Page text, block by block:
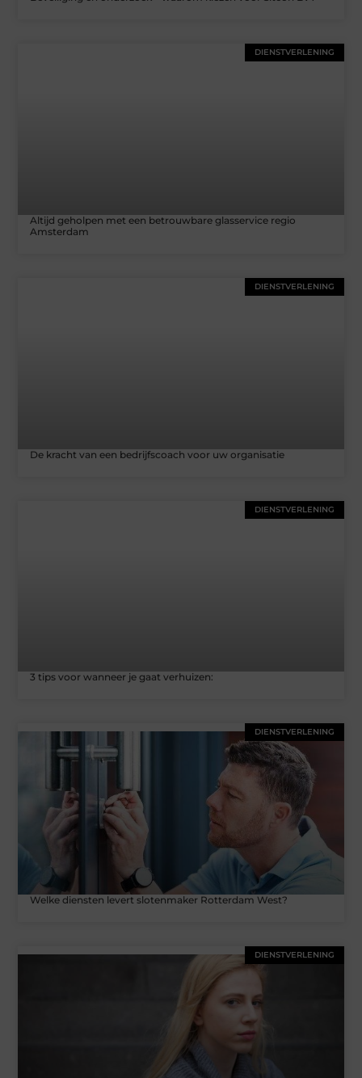
DIENSTVERLENING
Altijd geholpen met een betrouwbare glasservice regio
Amsterdam
DIENSTVERLENING
De kracht van een bedrijfscoach voor uw organisatie
DIENSTVERLENING
3 tips voor wanneer je gaat verhuizen:
DIENSTVERLENING
Welke diensten levert slotenmaker Rotterdam West?
DIENSTVERLENING